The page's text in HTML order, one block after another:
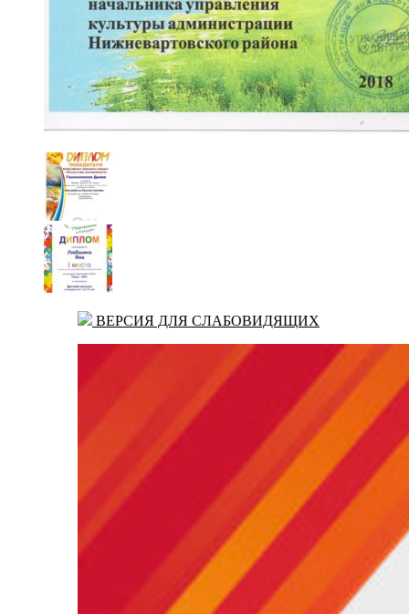
ВЕРСИЯ ДЛЯ СЛАБОВИДЯЩИХ